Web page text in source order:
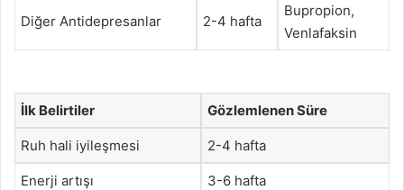
Diğer Antidepresanlar 2-4 hafta
Bupropion,
Venlafaksin
İlk Belirtiler Gözlemlenen Süre
Ruh hali iyileşmesi 2-4 hafta
Enerji artışı 3-6 hafta